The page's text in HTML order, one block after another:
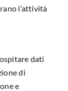
l’attività
dati
di
e